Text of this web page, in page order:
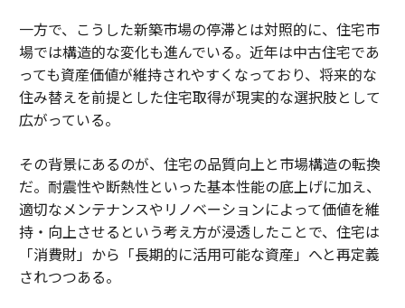
一方で、こうした新築市場の停滞とは対照的に、住宅市
場では構造的な変化も進んでいる。近年は中古住宅であ
っても資産価値が維持されやすくなっており、将来的な
住み替えを前提とした住宅取得が現実的な選択肢として
広がっている。
その背景にあるのが、住宅の品質向上と市場構造の転換
だ。耐震性や断熱性といった基本性能の底上げに加え、
適切なメンテナンスやリノベーションによって価値を維
持・向上させるという考え方が浸透したことで、住宅は
「消費財」から「長期的に活用可能な資産」へと再定義
されつつある。